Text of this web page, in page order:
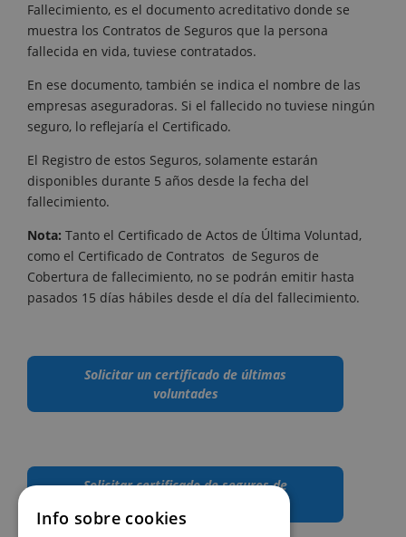
Fallecimiento, es el documento acreditativo donde se
muestra los Contratos de Seguros que la persona
fallecida en vida, tuviese contratados.
En ese documento, también se indica el nombre de las
empresas aseguradoras. Si el fallecido no tuviese ningún
seguro, lo reflejaría el Certificado.
El Registro de estos Seguros, solamente estarán
disponibles durante 5 años desde la fecha del
fallecimiento.
Nota: Tanto el Certificado de Actos de Última Voluntad,
como el Certificado de Contratos de Seguros de
Cobertura de fallecimiento, no se podrán emitir hasta
pasados 15 días hábiles desde el día del fallecimiento.
Solicitar un certificado de últimas
voluntades
Solicitar certificado de seguros de
Info sobre cookies